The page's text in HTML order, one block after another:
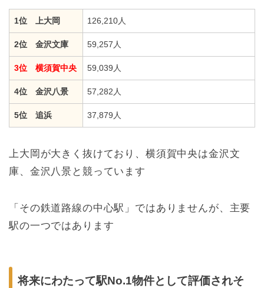
1位 上大岡 126,210人
2位 金沢文庫 59,257人
3位 横須賀中央 59,039人
4位 金沢八景 57,282人
5位 追浜 37,879人
上大岡が大きく抜けており、横須賀中央は金沢文
庫、金沢八景と競っています
「その鉄道路線の中心駅」ではありませんが、主要
駅の一つではあります
将来にわたって駅No.1物件として評価されそ